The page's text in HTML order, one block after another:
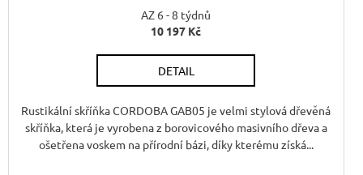
AZ 6 - 8 týdnů
10 197 Kč
DETAIL
Rustikální skříňka CORDOBA GAB05 je velmi stylová dřevěná
skříňka, která je vyrobena z borovicového masivního dřeva a
ošetřena voskem na přírodní bázi, díky kterému získá...